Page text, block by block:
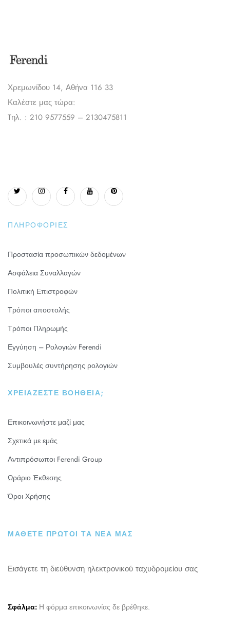
Χρεμωνίδου 14, Αθήνα 116 33
Καλέστε μας τώρα:
Tηλ. : 210 9577559 – 2130475811
ΠΛΗΡΟΦΟΡΊΕΣ
Προστασία προσωπικών δεδομένων
Ασφάλεια Συναλλαγών
Πολιτική Επιστροφών
Τρόποι αποστολής
Τρόποι Πληρωμής
Εγγύηση – Ρολογιών Ferendi
Συμβουλές συντήρησης ρολογιών
ΧΡΕΙΆΖΕΣΤΕ ΒΟΉΘΕΙΑ;
Επικοινωνήστε μαζί μας
Σχετικά με εμάς
Αντιπρόσωποι Ferendi Group
Ωράριο Έκθεσης
Όροι Χρήσης
ΜΑΘΕΤΕ ΠΡΩΤΟΙ ΤΑ ΝΕΑ ΜΑΣ
Εισάγετε τη διεύθυνση ηλεκτρονικού ταχυδρομείου σας
Σφάλμα: Η φόρμα επικοινωνίας δε βρέθηκε.